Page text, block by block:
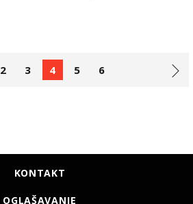
2 3 4 5 6
KONTAKT
OGLAŠAVANJE